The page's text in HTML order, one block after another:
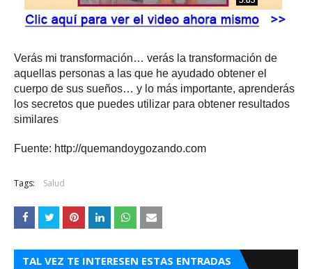
Verás mi transformación… verás la transformación de
aquellas personas a las que he ayudado obtener el
cuerpo de sus sueños… y lo más importante, aprenderás
los secretos que puedes utilizar para obtener resultados
similares
Fuente: http://quemandoygozando.com
Tags: Salud
TAL VEZ TE INTERESEN ESTAS ENTRADAS